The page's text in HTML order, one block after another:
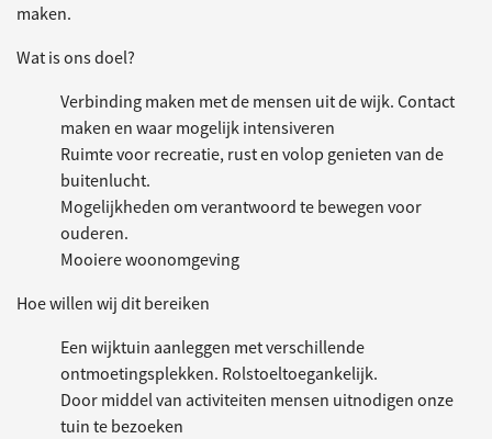
maken.
Wat is ons doel?
Verbinding maken met de mensen uit de wijk. Contact
maken en waar mogelijk intensiveren
Ruimte voor recreatie, rust en volop genieten van de
buitenlucht.
Mogelijkheden om verantwoord te bewegen voor
ouderen.
Mooiere woonomgeving
Hoe willen wij dit bereiken
Een wijktuin aanleggen met verschillende
ontmoetingsplekken. Rolstoeltoegankelijk.
Door middel van activiteiten mensen uitnodigen onze
tuin te bezoeken